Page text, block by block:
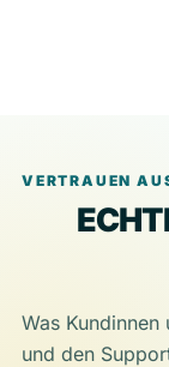
VERTRAUEN
Was
und den